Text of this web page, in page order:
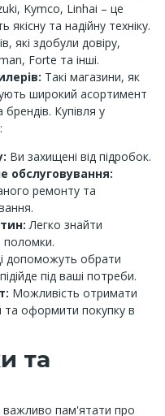
Kymco, Linhai – це
та надійну техніку.
які здобули довіру,
Forte та інші.
Такі магазини, як
широкий асортимент
брендів. Купівля у
Ви захищені від підробок.
обслуговування:
ремонту та
Легко знайти
поломки.
допоможуть обрати
під ваші потреби.
Можливість отримати
та оформити покупку в
та
важливо пам'ятати про